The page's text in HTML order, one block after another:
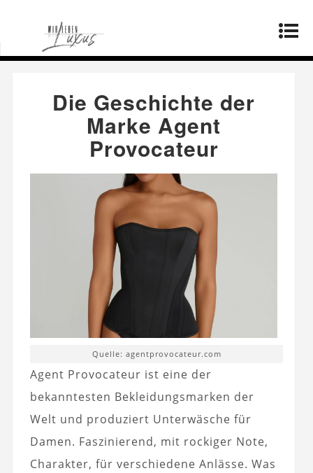
Startseite»
Die Geschichte der Marke
Agent Provocateur
Die Geschichte der
Marke Agent
Provocateur
Quelle: agentprovocateur.com
Agent Provocateur ist eine der
bekanntesten Bekleidungsmarken der
Welt und produziert Unterwäsche für
Damen. Faszinierend, mit rockiger Note,
Charakter, für verschiedene Anlässe. Was